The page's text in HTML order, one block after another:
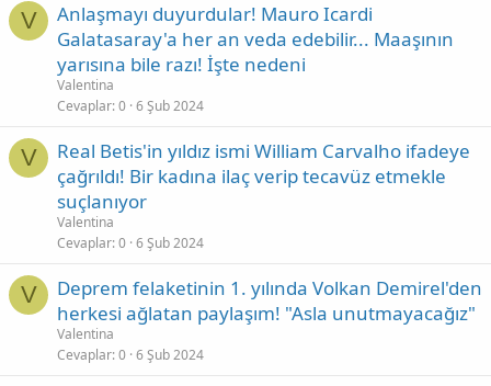
V
Anlaşmayı duyurdular! Mauro Icardi
Galatasaray'a her an veda edebilir... Maaşının
yarısına bile razı! İşte nedeni
Valentina
Cevaplar 0 6 Şub 2024
V
Real Betis'in yıldız ismi William Carvalho ifadeye
çağrıldı! Bir kadına ilaç verip tecavüz etmekle
suçlanıyor
Valentina
Cevaplar 0 6 Şub 2024
V
Deprem felaketinin 1. yılında Volkan Demirel'den
herkesi ağlatan paylaşım! "Asla unutmayacağız"
Valentina
Cevaplar 0 6 Şub 2024